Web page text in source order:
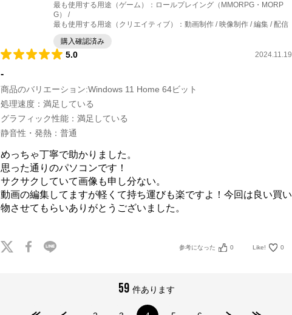
最も使用する用途（ゲーム）
： ロールプレイング（MMORPG・MORP
G）
最も使用する用途（クリエイティブ）
： 動画制作 / 映像制作 / 編集 / 配信
購入確認済み
5.0 2024.11.19
-
商品のバリエーション:Windows 11 Home 64ビット
処理速度 ： 満足している
グラフィック性能 ： 満足している
静音性・発熱 ： 普通
めっちゃ丁寧で助かりました。
思った通りのパソコンです！
サクサクしていて画像も申し分ない。
動画の編集してますが軽くて持ち運びも楽ですよ！今回は良い買い
参考になった 0 Like! 0
59 件あります